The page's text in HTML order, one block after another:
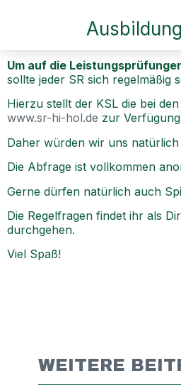
Ausbildung
Um auf die
sollte jeder SR sich regelmäßig
Hierzu stellt der KSL die bei
www.sr-hi-hol.de zur
Daher würden wir uns
Die Abfrage ist vollkommen
Gerne dürfen natürlich auch
Die Regelfragen findet ihr als
durchgehen.
Viel Spaß!
WEITERE